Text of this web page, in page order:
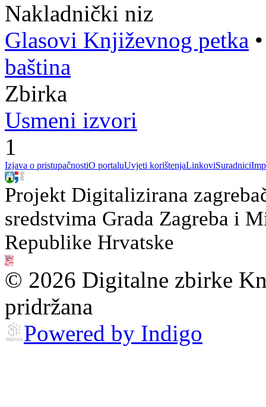
Nakladnički niz
Glasovi Književnog petka
baština
Zbirka
Usmeni izvori
1
Izjava o pristupačnostiO portaluUvjeti korištenjaLinkoviSuradnici
Projekt Digitalizirana
sredstvima Grada Zagreba i
Republike Hrvatske
© 2026 Digitalne zbirke
pridržana
Powered by Indigo